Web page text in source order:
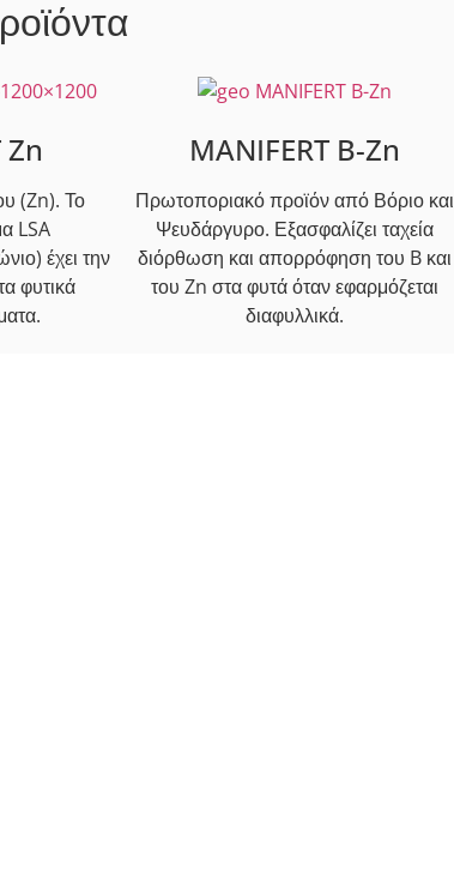
Zn
(Zn). Το
LSA
έχει την
φυτικά
MANIFERT B-Zn
Πρωτοποριακό προϊόν από Βόριο και
Ψευδάργυρο. Εξασφαλίζει ταχεία
διόρθωση και απορρόφηση του B και
του Zn στα φυτά όταν εφαρμόζεται
διαφυλλικά.